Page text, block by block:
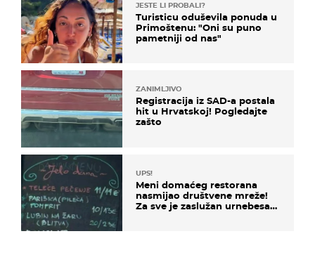
JESTE LI PROBALI?
Turisticu oduševila ponuda u
Primoštenu: "Oni su puno
pametniji od nas"
ZANIMLJIVO
Registracija iz SAD-a postala
hit u Hrvatskoj! Pogledajte
zašto
UPS!
Meni domaćeg restorana
nasmijao društvene mreže!
Za sve je zaslužan urnebesan